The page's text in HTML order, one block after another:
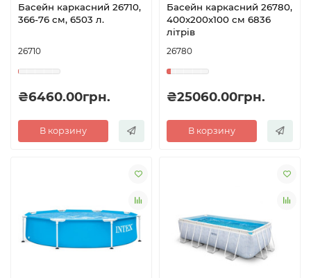
Басейн каркасний 26710,
366-76 см, 6503 л.
26710
₴6460.00грн.
В корзину
Басейн каркасний 26780,
400x200x100 см 6836
літрів
26780
₴25060.00грн.
В корзину